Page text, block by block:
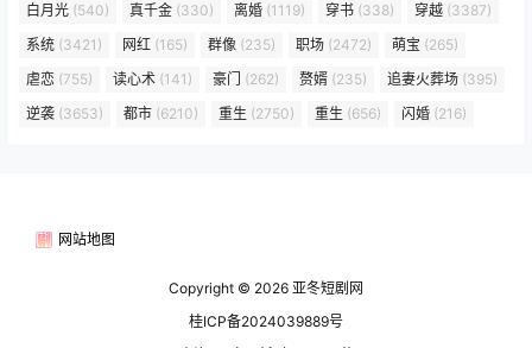
白月光 (540) 真千金 (330) 离婚 (1119) 穿书 (338) 穿越 (3387)
系统 (3421) 网红 (165) 群像 (235) 职场 (2472) 萌宝 (265)
虐恋 (755) 读心术 (141) 豪门 (262) 赘婿 (235) 追妻火葬场 (395)
逆袭 (3653) 都市 (6210) 重生 (2750) 重生 (656) 闪婚 (216)
网站地图
Copyright © 2026 亚冬短剧网
桂ICP备2024039889号